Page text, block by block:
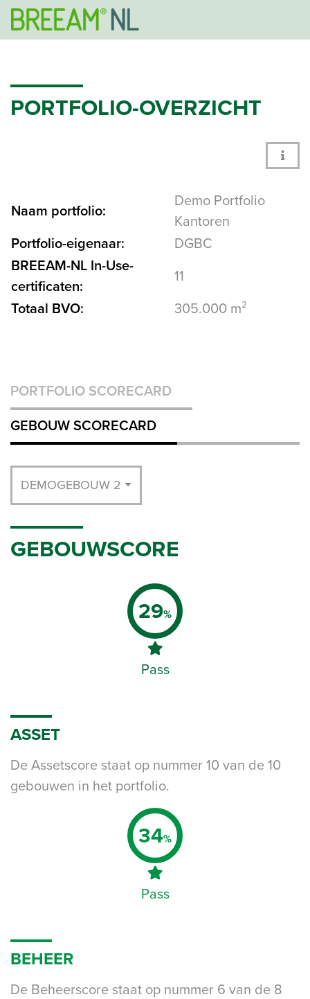
PORTFOLIO-OVERZICHT
Naam portfolio:
Demo Portfolio
Kantoren
Portfolio-eigenaar:
DGBC
BREEAM-NL In-Use-
certificaten:
11
Totaal BVO:
305.000 m²
PORTFOLIO SCORECARD
GEBOUW SCORECARD
DEMOGEBOUW 2
GEBOUWSCORE
29%
Pass
ASSET
De Assetscore staat op nummer 10 van de 10
gebouwen in het portfolio.
34%
Pass
BEHEER
De Beheerscore staat op nummer 6 van de 8